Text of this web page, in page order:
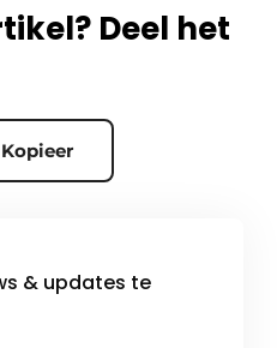
Deel het
Kopieer
& updates te